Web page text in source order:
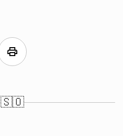
print
🇸🇴